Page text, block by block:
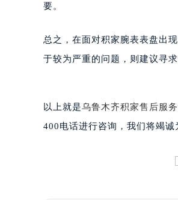
黑龙江省鹤岗
黑龙江省黑河
黑龙江省牡丹
黑龙江省七台
黑龙江省双鸭
黑龙江省绥化
要。
总之，在面对积家腕表表盘出
于较为严重的问题，则建议寻
以上就是乌鲁木齐积家售后服
400电话进行咨询，我们将竭诚